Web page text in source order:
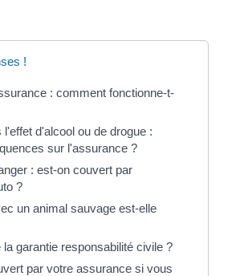
!
: comment fonctionne-t-
d'alcool ou de drogue :
sur l'assurance ?
: est-on couvert par
?
un animal sauvage est-elle
garantie responsabilité civile ?
par votre assurance si vous